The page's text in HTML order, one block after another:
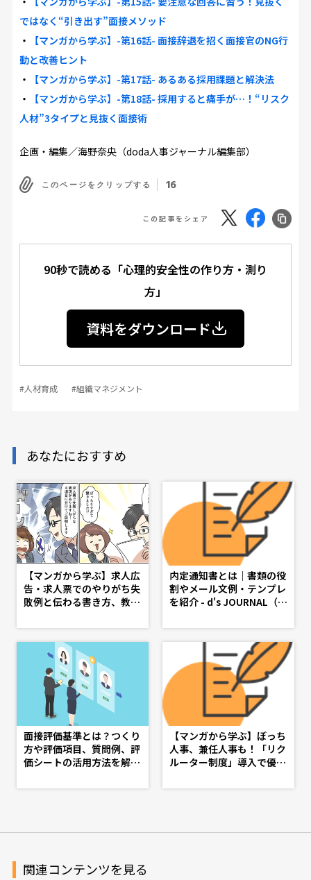
ではなく“引き出す”面接メソッド
・
【マンガから学ぶ】-第16話- 面接辞退を招く面接官のNG行
動と改善ヒント
・
【マンガから学ぶ】-第17話- あるある採用課題と解決法
・
【マンガから学ぶ】-第18話- 採用すると痛手が…！“リスク
人材”3タイプと見抜く面接術
企画・編集／海野奈央（doda人事ジャーナル編集部）
このページをクリップする 16
この記事をシェア
90秒で読める「心理的安全性の作り方・測り
方」
資料をダウンロード
#人材育成 #組織マネジメント
あなたにおすすめ
【マンガから学ぶ】求人広
告・求人票でのやりがち失
敗例と伝わる書き方、教え
内定通知書とは｜書類の役
割やメール文例・テンプレ
を紹介 - d's JOURNAL（d
ートカット
面接評価基準とは？つくり
方や評価項目、質問例、評
価シートの活用方法を解説
想の人事へ、ショートカッ
【マンガから学ぶ】ぼっち
人事、兼任人事も！「リク
ルーター制度」導入で優秀
話-
関連コンテンツを見る